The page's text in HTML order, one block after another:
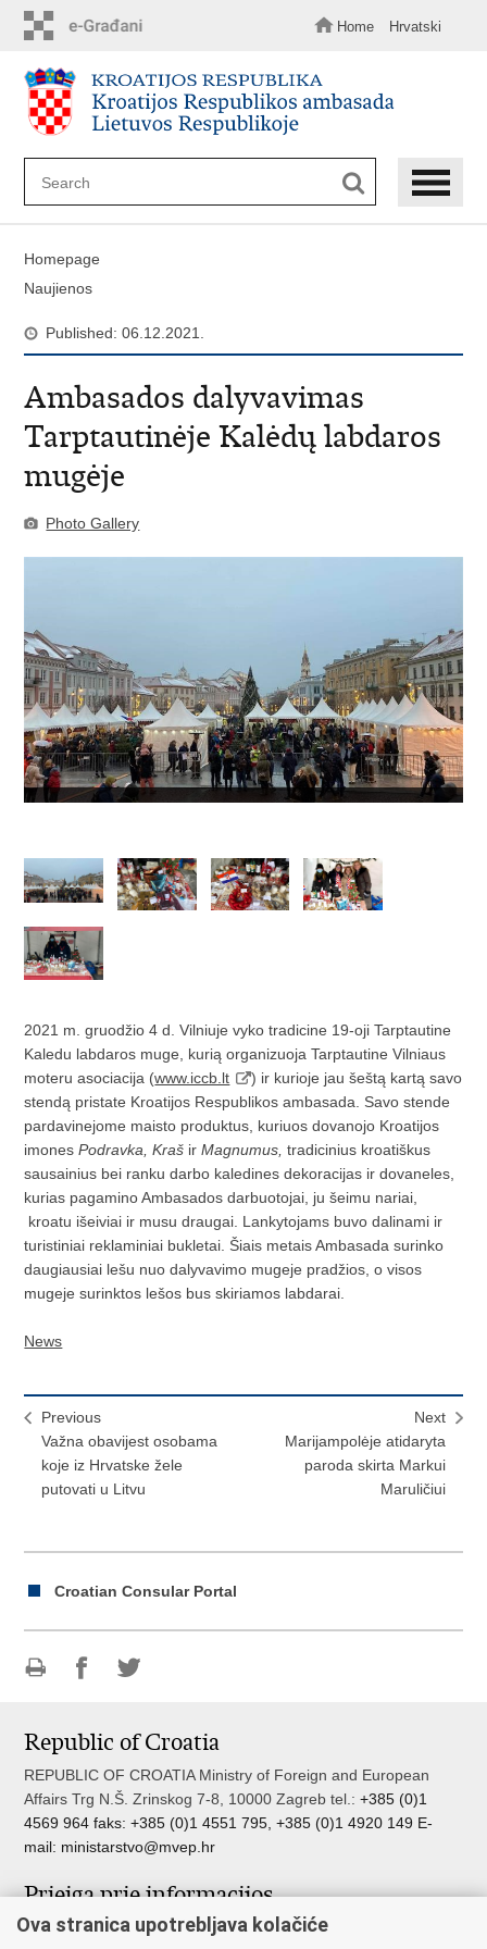
content
Home Hrvatski
Homepage
Naujienos
Published: 06.12.2021.
Ambasados dalyvavimas
Tarptautinėje Kalėdų labdaros
mugėje
Photo Gallery
2021 m. gruodžio 4 d. Vilniuje vyko tradicine 19-oji Tarptautine
Kaledu labdaros muge, kurią organizuoja Tarptautine Vilniaus
moteru asociacija (www.iccb.lt
) ir kurioje jau šeštą kartą savo
stendą pristate Kroatijos Respublikos ambasada. Savo stende
pardavinejome maisto produktus, kuriuos dovanojo Kroatijos
imonesPodravka, Kraš irMagnumus,tradicinius kroatiškus
sausainius bei ranku darbo kaledines dekoracijas ir dovaneles,
kurias pagamino Ambasados darbuotojai, ju šeimu nariai,
kroatu išeiviai ir musu draugai. Lankytojams buvo dalinami ir
turistiniai reklaminiai bukletai. Šiais metais Ambasada surinko
daugiausiai lešu nuo dalyvavimo mugeje pradžios, o visos
mugeje surinktos lešos bus skiriamos labdarai.
News
Previous
Važna obavijest osobama
koje iz Hrvatske žele
putovati u Litvu
Next
Marijampolėje atidaryta
paroda skirta Markui
Maruličiui
Croatian Consular Portal
page
FacebookTwitteru
Republic of Croatia
REPUBLIC OF CROATIA Ministry of Foreign and European
Affairs Trg N.Š. Zrinskog 7-8, 10000 Zagreb tel.:+385 (0)1
4569 964 faks: +385 (0)1 4551 795, +385 (0)1 4920 149 E-
mail: ministarstvo@mvep.hr
Prieiga prie informacijos
Pristup informacijama
Ova stranica upotrebljava kolačiće